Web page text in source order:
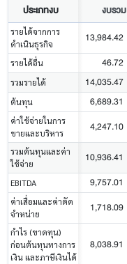
ประเภทงบ งบรวม
รายได้จากการ
ดำเนินธุรกิจ
13,984.42
รายได้อื่น 46.72
รวมรายได้ 14,035.47
ต้นทุน 6,689.31
ค่าใช้จ่ายในการ
ขายและบริหาร
4,247.10
รวมต้นทุนและค่า
ใช้จ่าย
10,936.41
EBITDA 9,757.01
ค่าเสื่อมและค่าตัด
จำหน่าย
1,718.09
กำไร (ขาดทุน)
ก่อนต้นทุนทางการ
เงิน และภาษีเงินได้
8,038.91